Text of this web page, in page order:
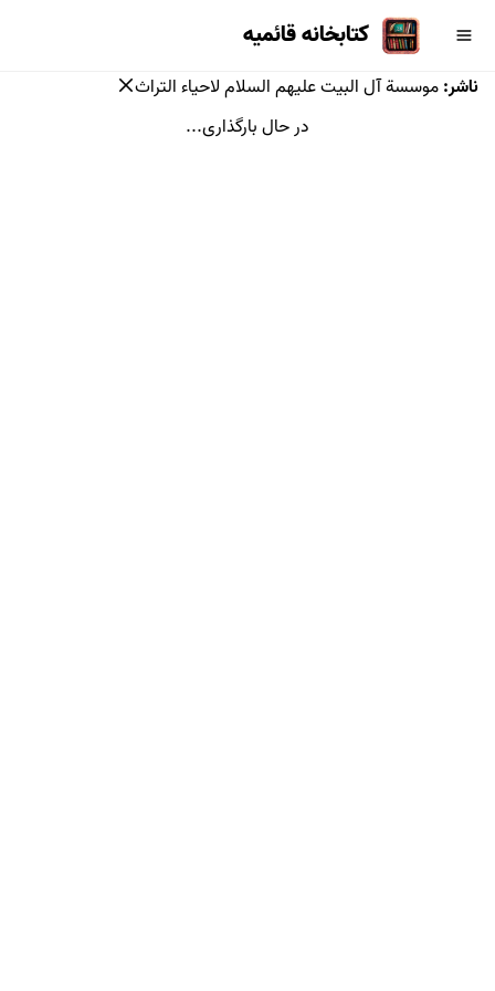
کتابخانه قائمیه
ناشر:موسسة آل البیت علیهم السلام لاحیاء التراث
در حال بارگذاری...